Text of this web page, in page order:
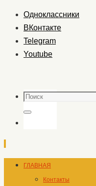
Одноклассники
ВКонтакте
Telegram
Youtube
Поиск
Поиск
ПерейтиГЛАВНАЯ
Контакты